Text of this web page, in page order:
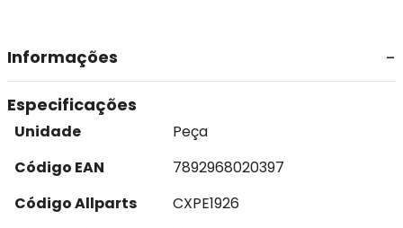
Informações
Especificações
Unidade
Peça
Código EAN
7892968020397
Código Allparts
CXPE1926